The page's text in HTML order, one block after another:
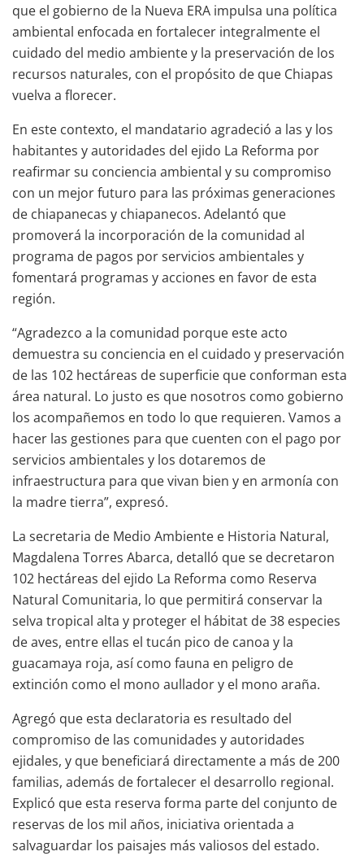
que el gobierno de la Nueva ERA impulsa una política
ambiental enfocada en fortalecer integralmente el
cuidado del medio ambiente y la preservación de los
recursos naturales, con el propósito de que Chiapas
vuelva a florecer.
En este contexto, el mandatario agradeció a las y los
habitantes y autoridades del ejido La Reforma por
reafirmar su conciencia ambiental y su compromiso
con un mejor futuro para las próximas generaciones
de chiapanecas y chiapanecos. Adelantó que
promoverá la incorporación de la comunidad al
programa de pagos por servicios ambientales y
fomentará programas y acciones en favor de esta
región.
“Agradezco a la comunidad porque este acto
demuestra su conciencia en el cuidado y preservación
de las 102 hectáreas de superficie que conforman esta
área natural. Lo justo es que nosotros como gobierno
los acompañemos en todo lo que requieren. Vamos a
hacer las gestiones para que cuenten con el pago por
servicios ambientales y los dotaremos de
infraestructura para que vivan bien y en armonía con
la madre tierra”, expresó.
La secretaria de Medio Ambiente e Historia Natural,
Magdalena Torres Abarca, detalló que se decretaron
102 hectáreas del ejido La Reforma como Reserva
Natural Comunitaria, lo que permitirá conservar la
selva tropical alta y proteger el hábitat de 38 especies
de aves, entre ellas el tucán pico de canoa y la
guacamaya roja, así como fauna en peligro de
extinción como el mono aullador y el mono araña.
Agregó que esta declaratoria es resultado del
compromiso de las comunidades y autoridades
ejidales, y que beneficiará directamente a más de 200
familias, además de fortalecer el desarrollo regional.
Explicó que esta reserva forma parte del conjunto de
reservas de los mil años, iniciativa orientada a
salvaguardar los paisajes más valiosos del estado.